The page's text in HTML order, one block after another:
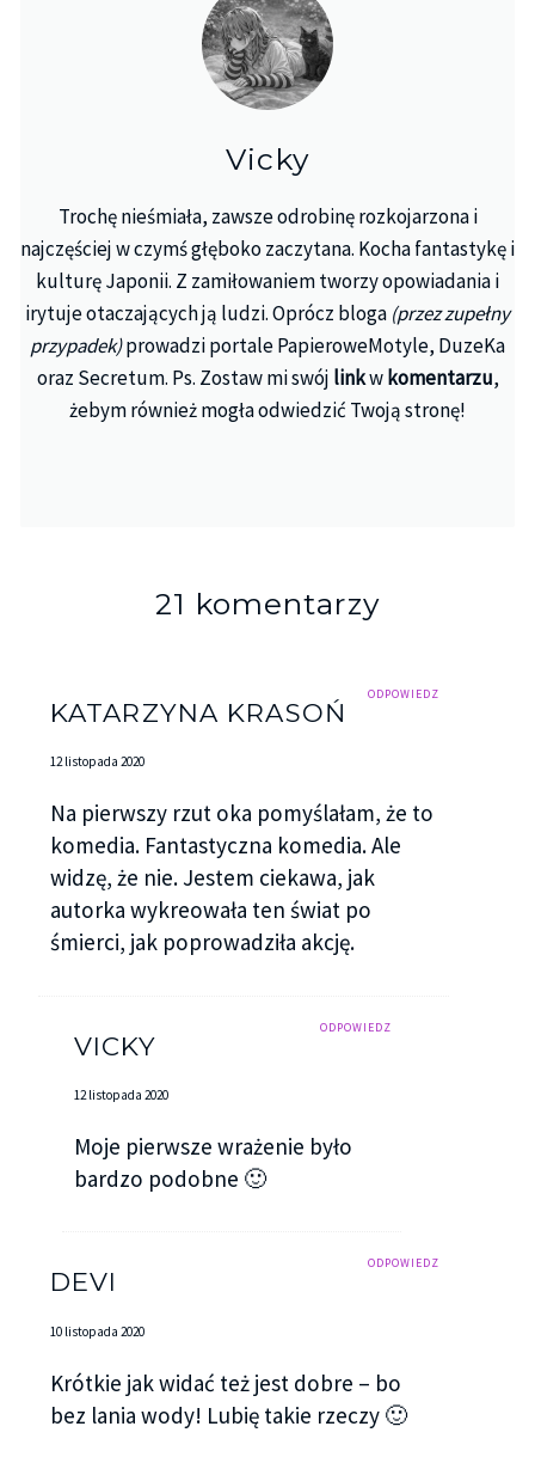
Vicky
Trochę nieśmiała, zawsze odrobinę rozkojarzona i
najczęściej w czymś głęboko zaczytana. Kocha fantastykę i
kulturę Japonii. Z zamiłowaniem tworzy opowiadania i
irytuje otaczających ją ludzi. Oprócz bloga (przez zupełny
przypadek)prowadzi portale PapieroweMotyle, DuzeKa
oraz Secretum. Ps. Zostaw mi swój linkwkomentarzu,
żebym również mogła odwiedzić Twoją stronę!
21 komentarzy
ODPOWIEDZ
KATARZYNA KRASOŃ
12 listopada 2020
Na pierwszy rzut oka pomyślałam, że to
komedia. Fantastyczna komedia. Ale
widzę, że nie. Jestem ciekawa, jak
autorka wykreowała ten świat po
śmierci, jak poprowadziła akcję.
ODPOWIEDZ
VICKY
12 listopada 2020
Moje pierwsze wrażenie było
bardzo podobne 🙂
ODPOWIEDZ
DEVI
10 listopada 2020
Krótkie jak widać też jest dobre – bo
bez lania wody! Lubię takie rzeczy 🙂